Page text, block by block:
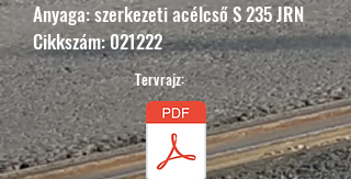
Anyaga: szerkezeti acélcső S 235 JRN
Cikkszám: 021222
Tervrajz: